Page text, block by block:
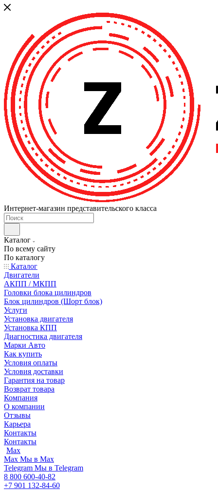
Интернет-магазин представительского класса
Каталог
По всему сайту
По каталогу
Каталог
Двигатели
АКПП / МКПП
Головки блока цилиндров
Блок цилиндров (Шорт блок)
Услуги
Установка двигателя
Установка КПП
Диагностика двигателя
Марки Авто
Как купить
Условия оплаты
Условия доставки
Гарантия на товар
Возврат товара
Компания
О компании
Отзывы
Карьера
Контакты
Контакты
Max
Max Мы в Max
Telegram Мы в Telegram
8 800 600-40-82
+7 901 132-84-60